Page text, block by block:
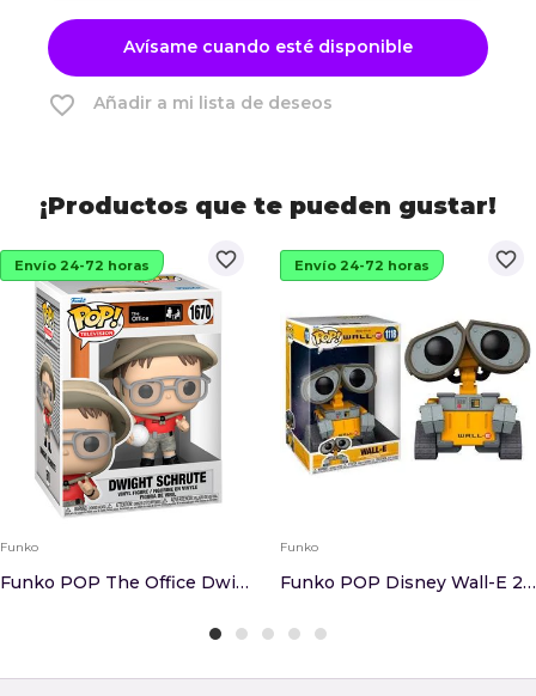
Avísame cuando esté disponible
favorite_border Añadir a mi lista de deseos
¡Productos que te pueden gustar!
favorite_border
Envío 24-72 horas
Funko
Funko POP The Office Dwight Schrute
favorite_border
Envío 24-72 horas
Funko
Funko POP Disney Wall-E 25cm